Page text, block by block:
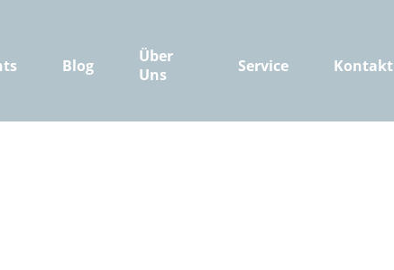
Blog
Über
Uns
Service Kontakt